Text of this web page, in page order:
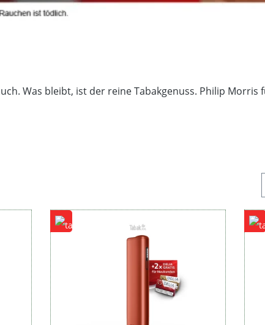
Was bleibt, ist der reine Tabakgenuss. Philip